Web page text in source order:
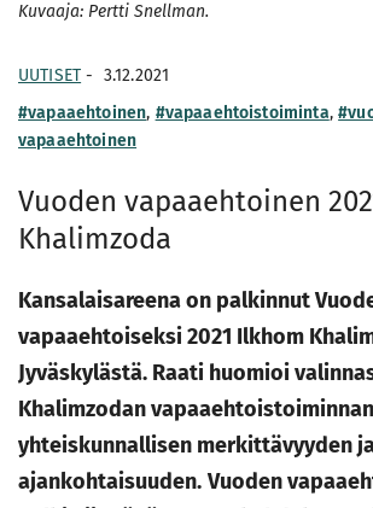
Kuvaaja: Pertti Snellman.
UUTISET - 3.12.2021
#vapaaehtoinen, #vapaaehtoistoiminta,
vapaaehtoinen
Vuoden vapaaehtoinen
Khalimzoda
Kansalaisareena on palkinnut
vapaaehtoiseksi 2021 Ilkhom
Jyväskylästä. Raati huomioi
Khalimzodan vapaaehtoistoiminnan
yhteiskunnallisen merkittävyyden
ajankohtaisuuden. Vuoden